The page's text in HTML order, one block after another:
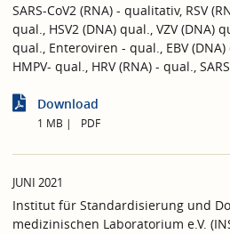
SARS-CoV2 (RNA) - qualitativ, RSV
qual., HSV2 (DNA) qual., VZV (DNA)
qual., Enteroviren - qual., EBV (DNA)
HMPV- qual., HRV (RNA) - qual.,
Download
1 MB PDF
JUNI 2021
Institut für Standardisierung und
medizinischen Laboratorium e.V.